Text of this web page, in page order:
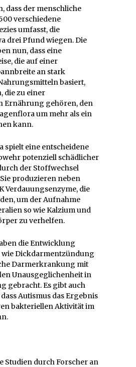
dass der menschliche
verschiedene
umfasst, die
drei Pfund wiegen. Die
nun, dass eine
die auf einer
an stark
basiert,
die zu einer
Ernährung gehören, den
um mehr als ein
kann.
spielt eine entscheidene
potenziell schädlicher
der Stoffwechsel
produzieren neben
Verdauungsenzyme, die
um der Aufnahme
so wie Kalzium und
zu verhelfen.
die Entwicklung
wie Dickdarmentzündung
Darmerkrankung mit
Unausgeglichenheit in
gebracht. Es gibt auch
Autismus das Ergebnis
bakteriellen Aktivität im
Studien durch Forscher an